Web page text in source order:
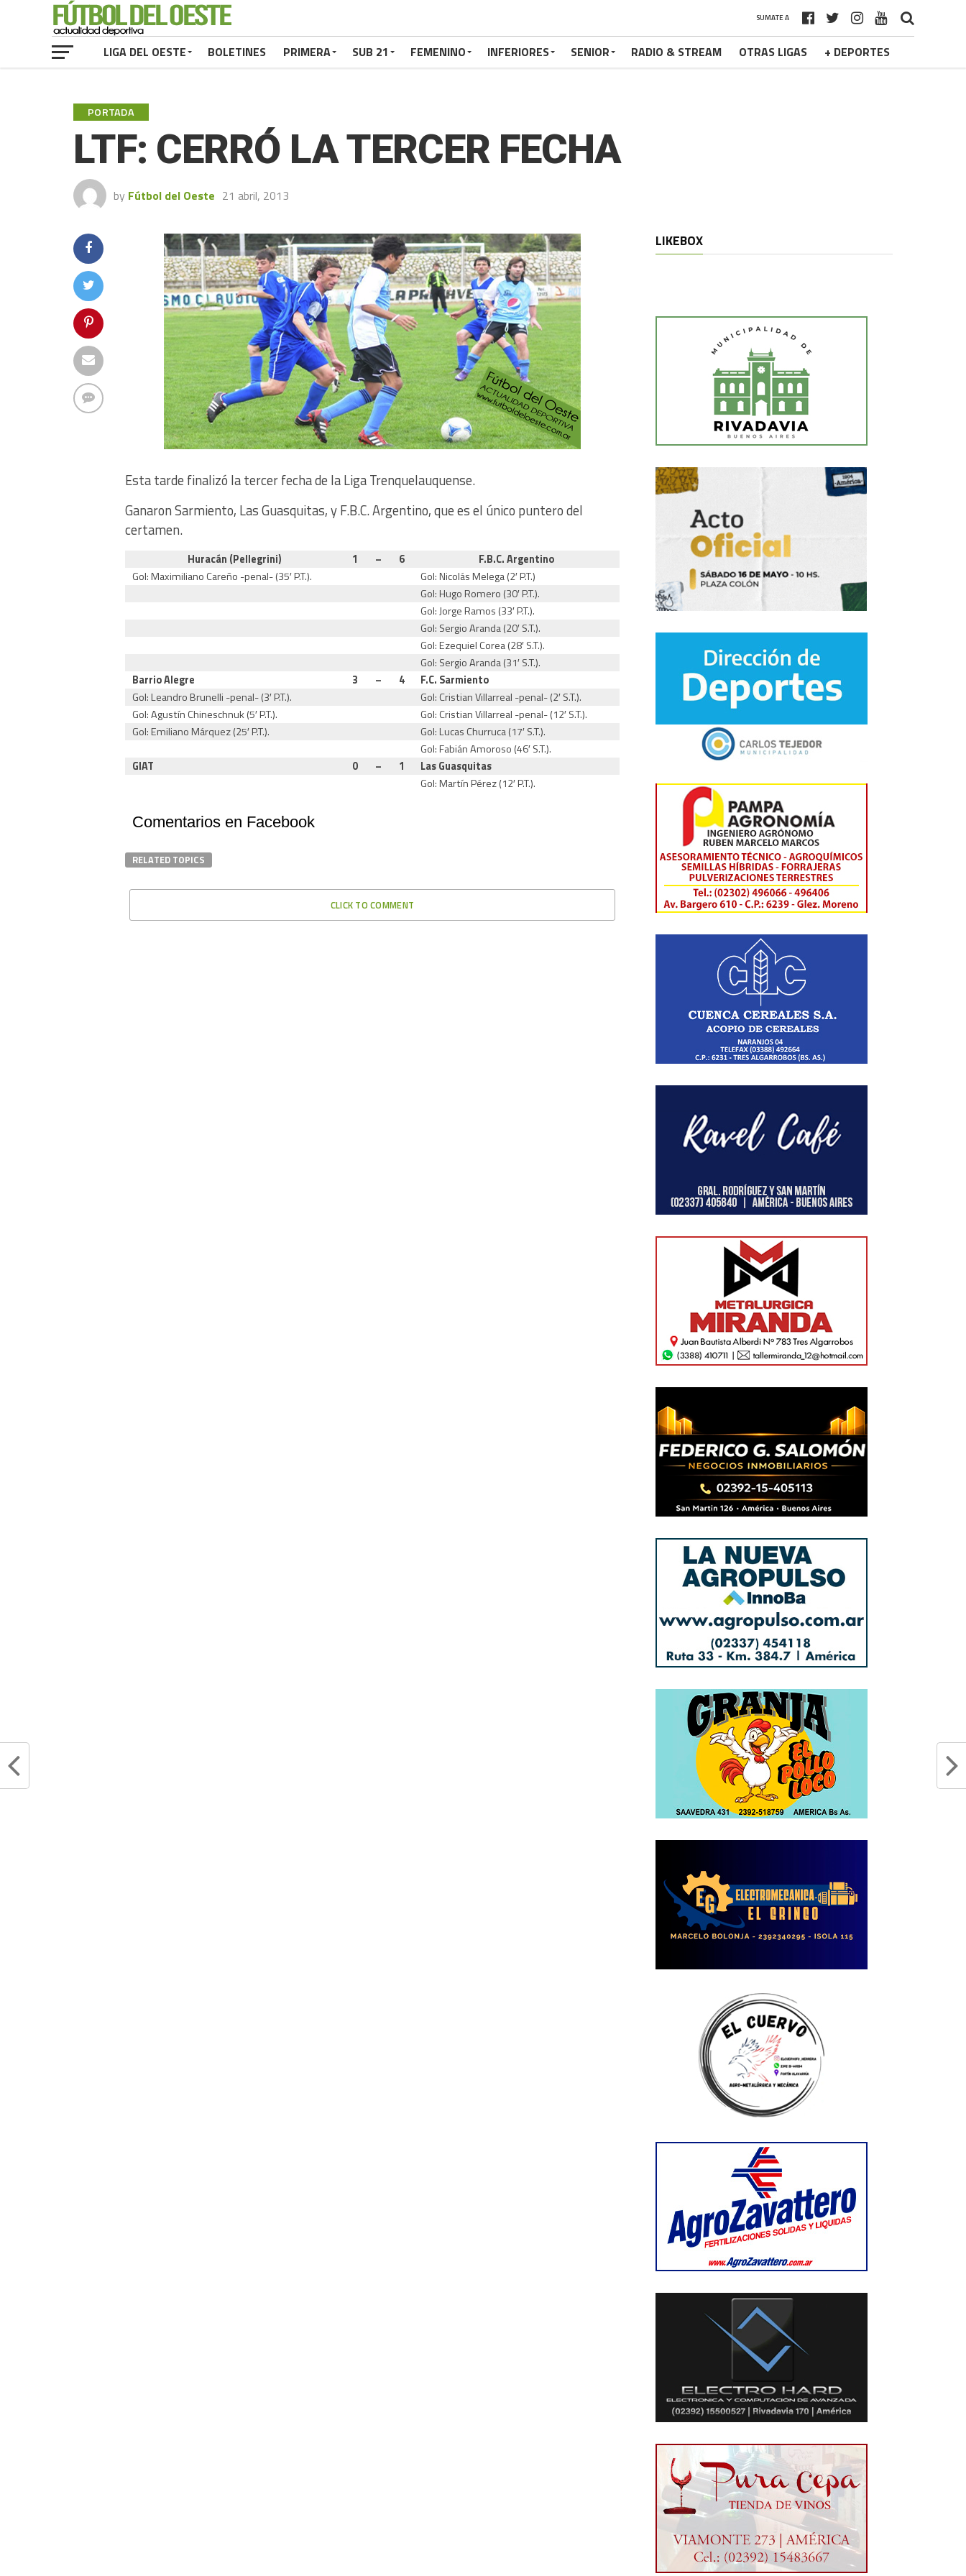
SUMATE A
LIGA DEL OESTE BOLETINES PRIMERA SUB 21 FEMENINO INFERIORES SENIOR RADIO & STREAM OTRAS LIGAS + DEPORTES
PORTADA
LTF: CERRÓ LA TERCER FECHA
by Fútbol del Oeste 21 abril, 2013
Esta tarde finalizó la tercer fecha de la Liga Trenquelauquense.
Ganaron Sarmiento, Las Guasquitas, y F.B.C. Argentino, que es el único puntero del
certamen.
Huracán (Pellegrini) 1 – 6
F.B.C. Argentino
Gol: Maximiliano Careño -penal- (35′ P.T.).
Gol: Nicolás Melega (2′ P.T.)
Gol: Hugo Romero (30′ P.T.).
Gol: Jorge Ramos (33′ P.T.).
Gol: Sergio Aranda (20′ S.T.).
Gol: Ezequiel Corea (28′ S.T.).
Gol: Sergio Aranda (31′ S.T.).
Barrio Alegre
3 – 4
F.C. Sarmiento
Gol: Leandro Brunelli -penal- (3′ P.T.).
Gol: Cristian Villarreal -penal- (2′ S.T.).
Gol: Agustín Chineschnuk (5′ P.T.).
Gol: Cristian Villarreal -penal- (12′ S.T.).
Gol: Emiliano Márquez (25′ P.T.).
Gol: Lucas Churruca (17′ S.T.).
Gol: Fabián Amoroso (46′ S.T.).
GIAT
0 – 1
Las Guasquitas
Gol: Martín Pérez (12′ P.T.).
Comentarios en Facebook
RELATED TOPICS
CLICK TO COMMENT
LIKEBOX